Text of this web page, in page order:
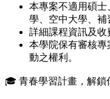
本專案不適用碩
學、空中大學、補
詳細課程資訊及收
本學院保有審核
動之權利。
🎓 青春學習計畫，解鎖